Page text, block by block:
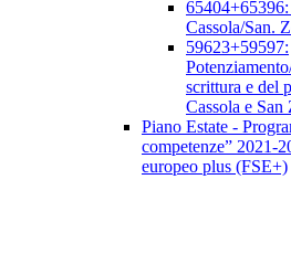
Cassola/San.
59623+59597:
scrittura e del
Cassola e San
Piano Estate -
competenze” 2021-
europeo plus (FSE+)